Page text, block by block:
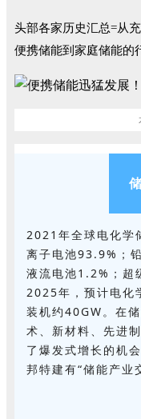
头部各家历史汇总=从
便携储能到家庭储能的
2021年全球电化学
离子电池93.9%；
液流电池1.2%；超
2025年，预计电化
装机约40GW。在
术、新材料、先进
了爆发式增长的机
邦特建有“储能产业